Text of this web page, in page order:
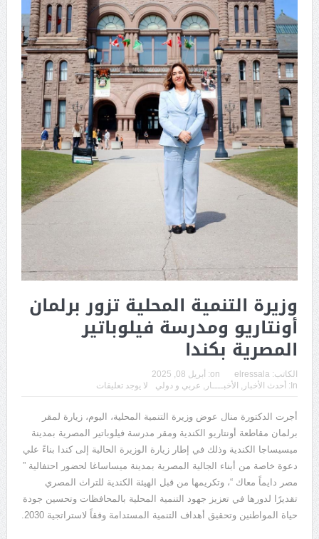
وزيرة التنمية المحلية تزور برلمان
أونتاريو ومدرسة فيلوباتير
المصرية بكندا
الكاتب: elressala
on:
أبريل 08, 2025
In:
أحدث الأخبار , الأخبــــار , عربي و دولي لا يوجد تعليقات
أجرت الدكتورة منال عوض وزيرة التنمية المحلية، اليوم، زيارة لمقر
برلمان مقاطعة أونتاريو الكندية ومقر مدرسة فيلوباتير المصرية بمدينة
ميسيساجا الكندية وذلك في إطار زيارة الوزيرة الحالية إلى كندا بناءً علي
دعوة خاصة من أبناء الجالية المصرية بمدينة ميساساغا لحضور احتفالية ”
مصر دايماً معاك “، وتكريمها من قبل الهيئة الكندية للتراث المصري
تقديرًا لدورها في تعزيز جهود التنمية المحلية بالمحافظات وتحسين جودة
حياة المواطنين وتحقيق أهداف التنمية المستدامة وفقاً لاستراتجية 2030.